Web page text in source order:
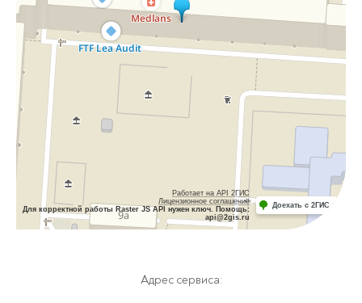
Работает на API 2ГИС
Лицензионное соглашение
Для корректной работы Raster JS API нужен ключ. Помощь:
api@2gis.ru
Доехать с 2ГИС
Адрес сервиса: